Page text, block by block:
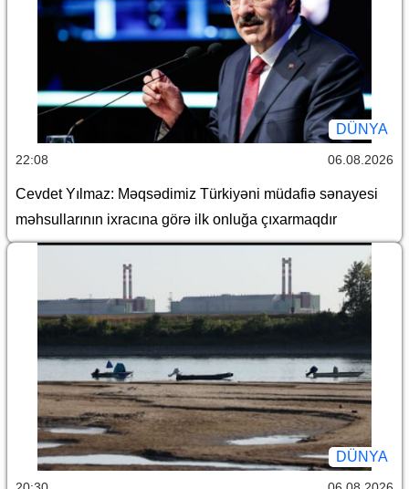
DÜNYA
22:08 06.08.2026
Cevdet Yılmaz: Məqsədimiz Türkiyəni müdafiə sənayesi
məhsullarının ixracına görə ilk onluğa çıxarmaqdır
DÜNYA